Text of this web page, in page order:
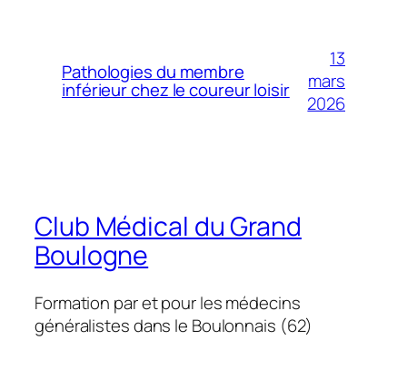
Pathologies du membre
inférieur chez le coureur loisir
13
mars
2026
Club Médical du Grand
Boulogne
Formation par et pour les médecins
généralistes dans le Boulonnais (62)